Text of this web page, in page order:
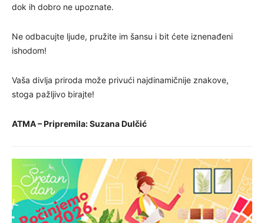
dok ih dobro ne upoznate.
Ne odbacujte ljude, pružite im šansu i bit ćete iznenađeni
ishodom!
Vaša divlja priroda može privući najdinamičnije znakove,
stoga pažljivo birajte!
ATMA – Pripremila: Suzana Dulčić